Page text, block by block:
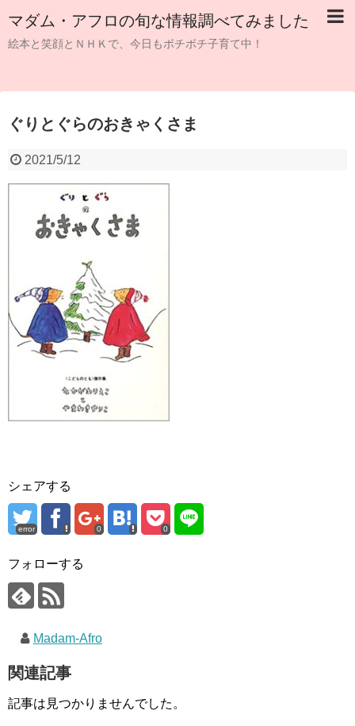
マダム・アフロの旬な情報調べてみました
絵本と笑顔とＮＨＫで、今日もボチボチ子育て中！
ぐりとぐらのおきゃくさま
2021/5/12
シェアする
error 0 0
フォローする
Madam-Afro
関連記事
記事は見つかりませんでした。